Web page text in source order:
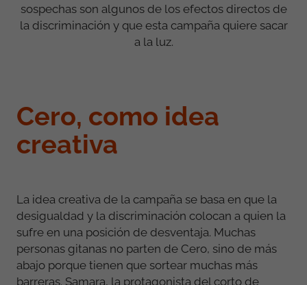
sospechas son algunos de los efectos directos de
la discriminación y que esta campaña quiere sacar
a la luz.
Cero, como idea
creativa
La idea creativa de la campaña se basa en que la
desigualdad y la discriminación colocan a quien la
sufre en una posición de desventaja. Muchas
personas gitanas no parten de Cero, sino de más
abajo porque tienen que sortear muchas más
barreras. Samara, la protagonista del corto de